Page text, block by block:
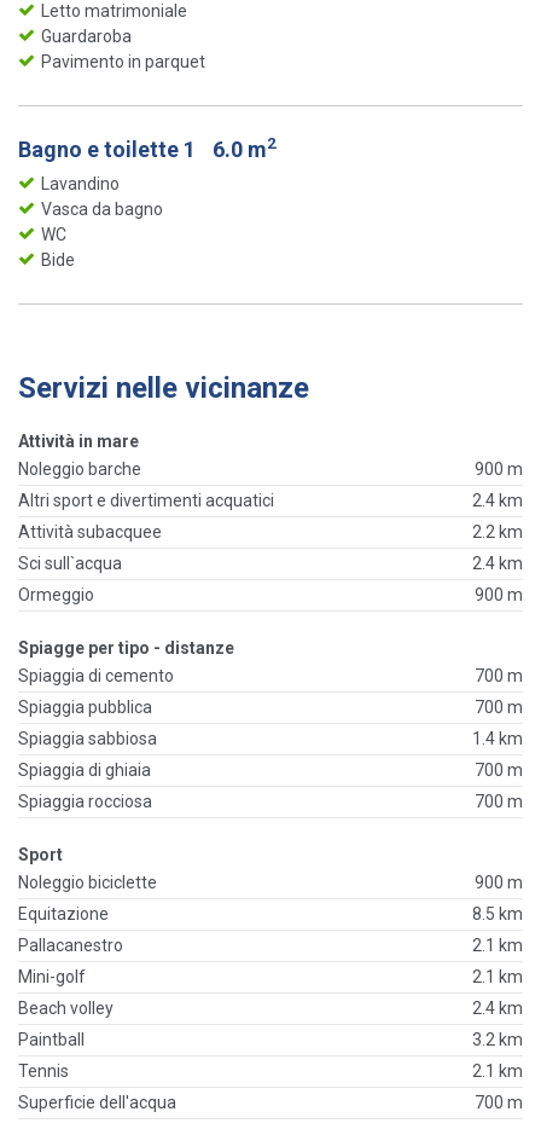
Letto matrimoniale
Guardaroba
Pavimento in parquet
Bagno e toilette 1 6.0 m2
Lavandino
Vasca da bagno
WC
Bide
Servizi nelle vicinanze
Attività in mare
Noleggio barche
900 m
Altri sport e divertimenti acquatici
2.4 km
Attività subacquee
2.2 km
Sci sull`acqua
2.4 km
Ormeggio
900 m
Spiagge per tipo - distanze
Spiaggia di cemento
700 m
Spiaggia pubblica
700 m
Spiaggia sabbiosa
1.4 km
Spiaggia di ghiaia
700 m
Spiaggia rocciosa
700 m
Sport
Noleggio biciclette
900 m
Equitazione
8.5 km
Pallacanestro
2.1 km
Mini-golf
2.1 km
Beach volley
2.4 km
Paintball
3.2 km
Tennis
2.1 km
Superficie dell'acqua
700 m